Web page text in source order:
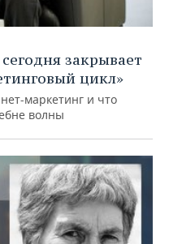
закрывает
цикл»
маркетинг и что
волны